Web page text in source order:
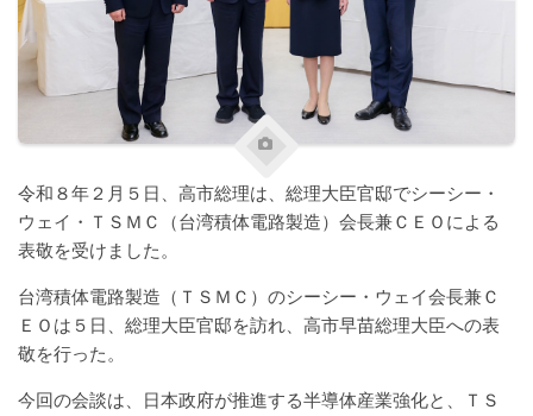
令和８年２月５日、高市総理は、総理大臣官邸でシーシー・
ウェイ・ＴＳＭＣ（台湾積体電路製造）会長兼ＣＥＯによる
表敬を受けました。
台湾積体電路製造（ＴＳＭＣ）のシーシー・ウェイ会長兼Ｃ
ＥＯは５日、総理大臣官邸を訪れ、高市早苗総理大臣への表
敬を行った。
今回の会談は、日本政府が推進する半導体産業強化と、ＴＳ